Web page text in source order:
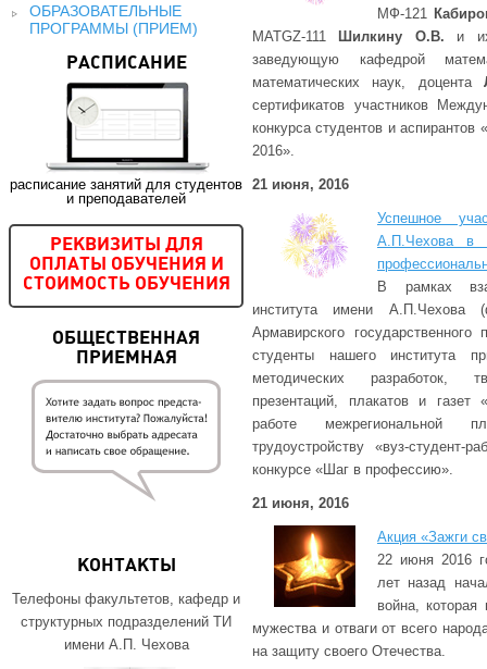
ОБРАЗОВАТЕЛЬНЫЕ
ПРОГРАММЫ (ПРИЕМ)
РАСПИСАНИЕ
расписание занятий для студентов
и преподавателей
РЕКВИЗИТЫ ДЛЯ
ОПЛАТЫ ОБУЧЕНИЯ И
СТОИМОСТЬ ОБУЧЕНИЯ
ОБЩЕСТВЕННАЯ
ПРИЕМНАЯ
КОНТАКТЫ
Телефоны факультетов, кафедр и
структурных подразделений ТИ
имени А.П. Чехова
МФ-121
МАТGZ-111
Шилкину О.В. и
заведующую кафедрой
математических наук, доцента
сертификатов участников
конкурса студентов и
2016».
21 июня, 2016
Успешное
А.П.Чехова в
В рамках
института имени
Армавирского государственного
студенты нашего института
методических разработок,
презентаций, плакатов и газет
работе межрегиональной
трудоустройству «вуз-студент-
конкурсе «Шаг в профессию».
21 июня, 2016
Акция «Зажги
22 июня 2016
лет назад
война, которая
мужества и отваги от всего
на защиту своего Отечества.